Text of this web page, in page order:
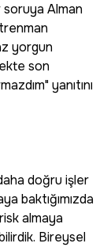
soruya Alman
yorgun
son
yanıtını
doğru işler
baktığımızda
almaya
Bireysel